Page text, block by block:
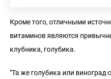
Кроме того, отличными
витаминов являются
клубника, голубика.
"Та же голубика или виноград